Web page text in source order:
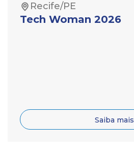
Recife/PE
Tech Woman 2026
Saiba mais